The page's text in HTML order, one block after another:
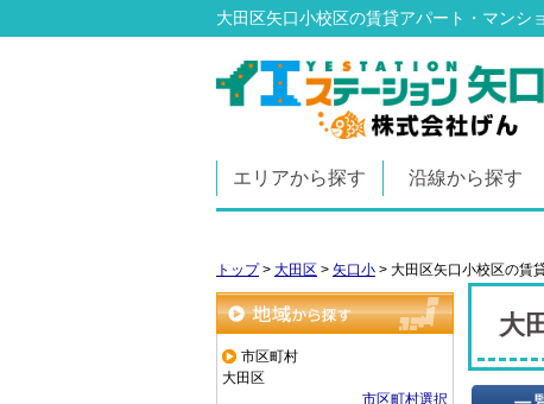
大田区矢口小校区の賃貸アパート・マンシ
エリアから探す 沿線から探す
トップ> 大田区 > 矢口小 > 大田区矢口小校区の賃
地域から探す
市区町村
大田区
市区町村選択
大